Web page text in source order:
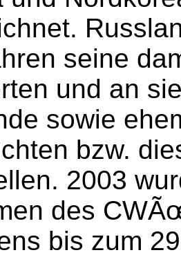
seine
und an
sowie
bzw.
2003
des
bis zum